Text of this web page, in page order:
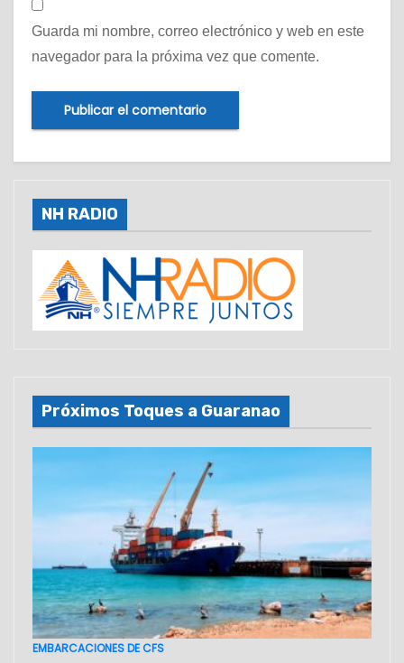
Guarda mi nombre, correo electrónico y web en este
navegador para la próxima vez que comente.
NH RADIO
Próximos Toques a Guaranao
EMBARCACIONES DE CFS